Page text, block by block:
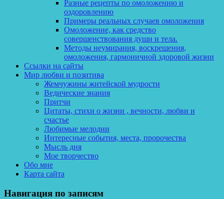
Разные рецепты по омоложению и
оздоровлению
Примеры реальных случаев омоложения
Омоложение, как средство
совершенствования души и тела.
Методы неумирания, воскрешения,
омоложения, гармоничной здоровой жизни
Ссылки на сайты
Мир любви и позитива
Жемчужины житейской мудрости
Ведические знания
Притчи
Цитаты, стихи о жизни , вечности, любви и
счастье
Любимые мелодии
Интересные события, места, пророчества
Мысль дня
Мое творчество
Обо мне
Карта сайта
Навигация по записям